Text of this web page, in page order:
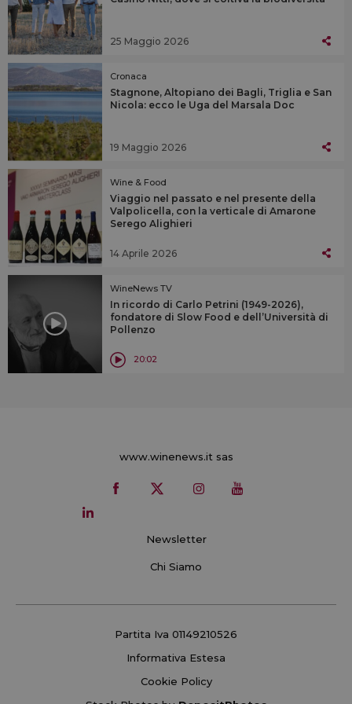
25 Maggio 2026
Cronaca
Stagnone, Altopiano dei Bagli, Triglia e San
Nicola: ecco le Uga del Marsala Doc
19 Maggio 2026
Wine & Food
Viaggio nel passato e nel presente della
Valpolicella, con la verticale di Amarone
Serego Alighieri
14 Aprile 2026
WineNews TV
In ricordo di Carlo Petrini (1949-2026),
fondatore di Slow Food e dell’Università di
Pollenzo
20:02
www.winenews.it sas
Newsletter
Chi Siamo
Partita Iva 01149210526
Informativa Estesa
Cookie Policy